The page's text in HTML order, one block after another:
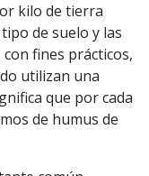
kilo de tierra
de suelo y las
fines prácticos,
utilizan una
que por cada
de humus de